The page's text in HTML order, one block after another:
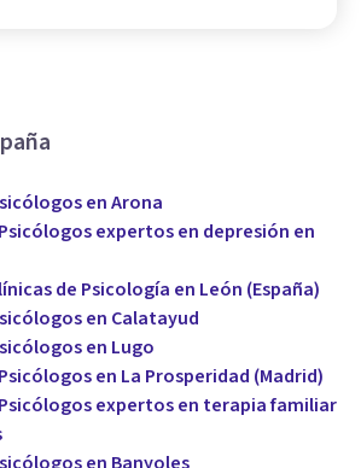
en Arona
expertos en depresión en
de Psicología en León (España)
en Calatayud
en Lugo
en La Prosperidad (Madrid)
expertos en terapia familiar